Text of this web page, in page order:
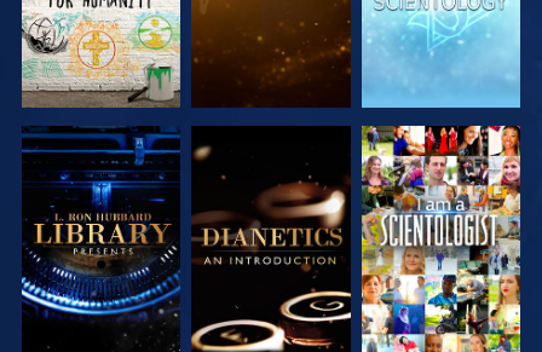
DÉCOUVRIR
LES SÉRIES
DÉCOUVRIR
LES SÉRIES
REGARDER